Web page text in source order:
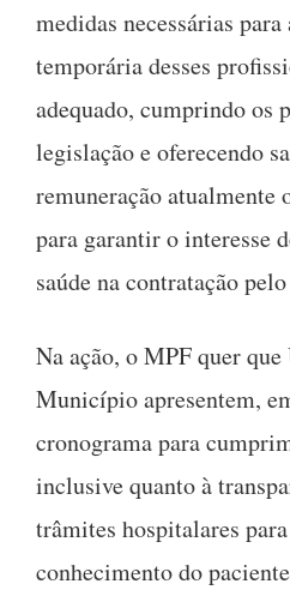
medidas necessárias
temporária desses
adequado, cumprindo os
legislação e oferecendo
remuneração atualmente
para garantir o interesse
saúde na contratação
Na ação, o MPF quer
Município apresentem,
cronograma para
inclusive quanto à
trâmites hospitalares
conhecimento do